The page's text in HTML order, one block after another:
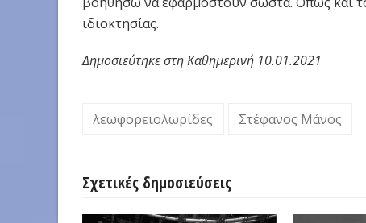
ιδιοκτησίας.
Δημοσιεύτηκε στη Καθημερινή 10.01.2021
λεωφορειολωρίδες Στέφανος Μάνος
Σχετικές δημοσιεύσεις